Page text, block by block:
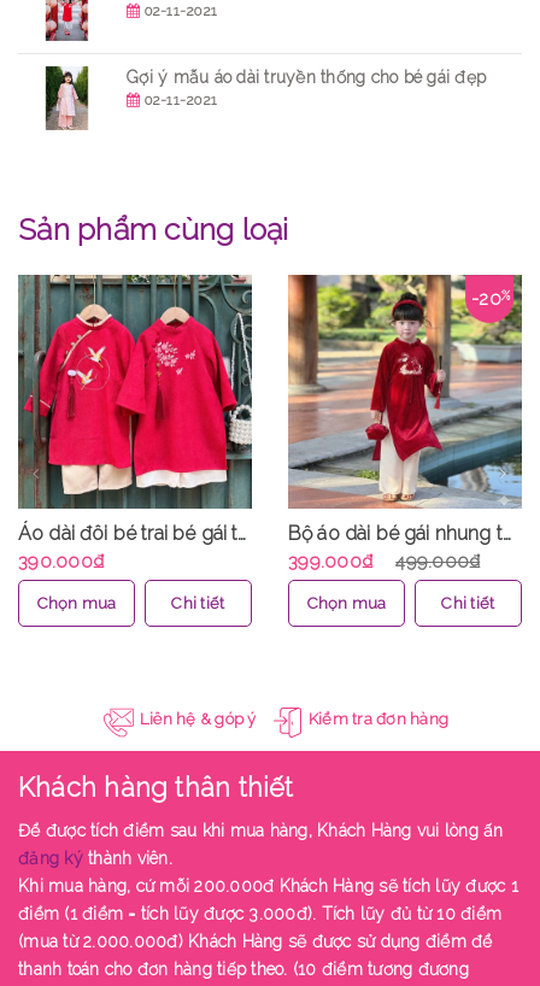
02-11-2021
Gợi ý mẫu áo dài truyền thống cho bé gái đẹp
02-11-2021
Sản phẩm cùng loại
Áo dài đôi bé trai bé gái thêu hạc thêu hoa nhung tăm mịn kèm quần cực xinh MamLa CC213
390.000₫
Chọn mua Chi tiết
-20%
Bộ áo dài bé gái nhung the truyền thống mềm mịn thêu Thỏ Ngọc áo kèm quần MamLa CC211
399.000₫ 499.000₫
Chọn mua Chi tiết
Liên hệ & góp ý Kiểm tra đơn hàng
Khách hàng thân thiết
Để được tích điểm sau khi mua hàng, Khách Hàng vui lòng ấn
đăng kýthành viên.
Khi mua hàng, cứ mỗi 200.000đ Khách Hàng sẽ tích lũy được 1
điểm (1 điểm = tích lũy được 3.000đ). Tích lũy đủ từ 10 điểm
(mua từ 2.000.000đ) Khách Hàng sẽ được sử dụng điểm để
thanh toán cho đơn hàng tiếp theo. (10 điểm tương đương